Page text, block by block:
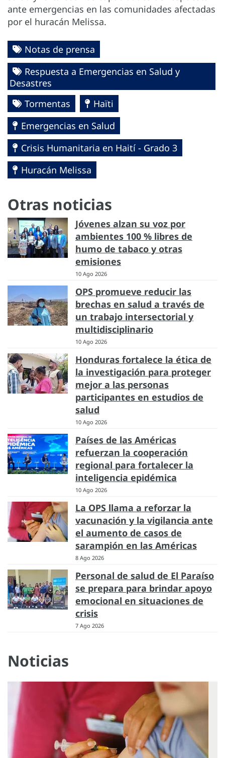
ante emergencias en las comunidades afectadas
por el huracán Melissa.
Notas de prensa
Respuesta a Emergencias en Salud y
Desastres
Tormentas
Haïti
Emergencias en Salud
Crisis Humanitaria en Haití - Grado 3
Huracán Melissa
Otras noticias
Jóvenes alzan su voz por
ambientes 100 % libres de
humo de tabaco y otras
emisiones
10 Ago 2026
OPS promueve reducir las
brechas en salud a través de
un trabajo intersectorial y
multidisciplinario
10 Ago 2026
Honduras fortalece la ética de
la investigación para proteger
mejor a las personas
participantes en estudios de
salud
10 Ago 2026
Países de las Américas
refuerzan la cooperación
regional para fortalecer la
inteligencia epidémica
10 Ago 2026
La OPS llama a reforzar la
vacunación y la vigilancia ante
el aumento de casos de
sarampión en las Américas
8 Ago 2026
Personal de salud de El Paraíso
se prepara para brindar apoyo
emocional en situaciones de
crisis
7 Ago 2026
Noticias